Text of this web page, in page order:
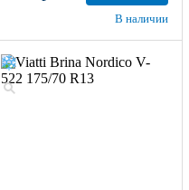
В наличии